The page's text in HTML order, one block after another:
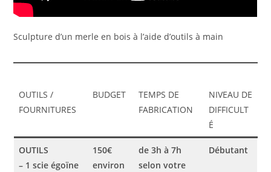
Sculpture d’un merle en bois à l’aide d’outils à main
OUTILS /
FOURNITURES
BUDGET
TEMPS DE
FABRICATION
NIVEAU DE
DIFFICULT
É
OUTILS
– 1 scie égoïne
150€
environ
de 3h à 7h
selon votre
Débutant